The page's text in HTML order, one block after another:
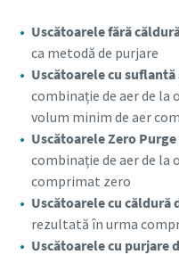
Uscătoarele fără
ca metodă de purjare
Uscătoarele cu
combinație de aer de la
volum minim de aer
Uscătoarele Zero
combinație de aer de la
comprimat zero
Uscătoarelecu căldură
rezultată în urma
Uscătoarele cu purjare